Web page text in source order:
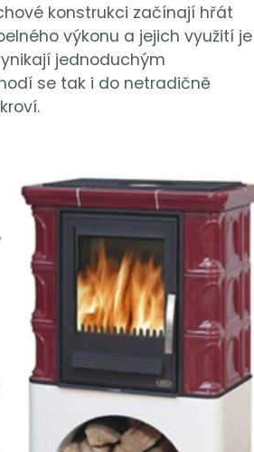
konstrukci začínají hřát
výkonu a jejich využití je
jednoduchým
se tak i do netradičně